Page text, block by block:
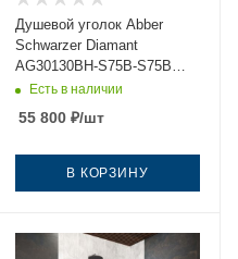
Душевой уголок Abber
Schwarzer Diamant
AG30130BH-S75B-S75B
130х75 стекло прозрачное
профиль черный без
поддона
Есть в наличии
55 800₽/шт
В КОРЗИНУ